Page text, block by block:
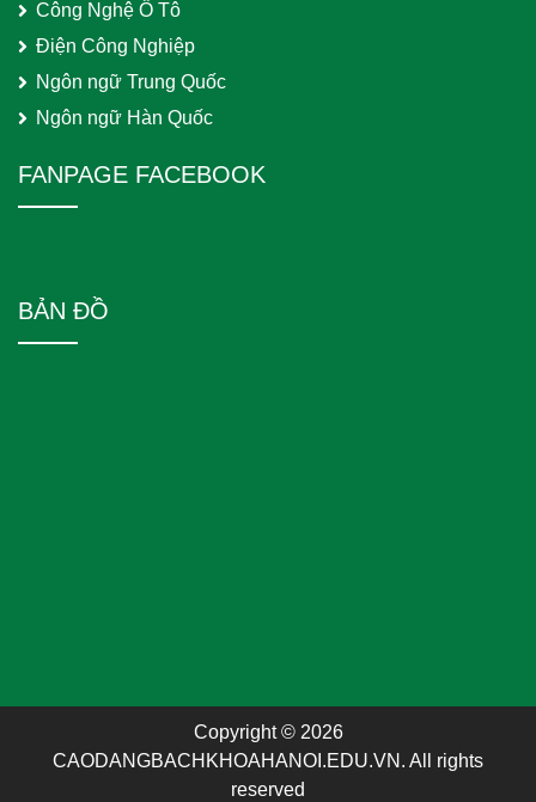
Công Nghệ Ô Tô
Điện Công Nghiệp
Ngôn ngữ Trung Quốc
Ngôn ngữ Hàn Quốc
FANPAGE FACEBOOK
BẢN ĐỒ
Copyright © 2026
CAODANGBACHKHOAHANOI.EDU.VN. All rights
reserved